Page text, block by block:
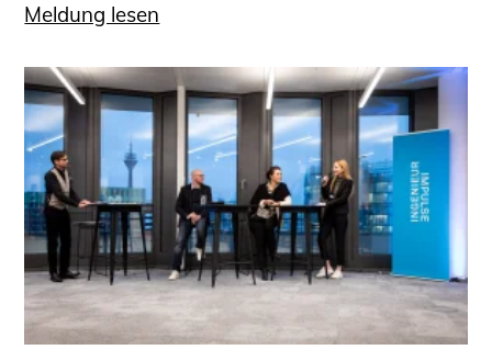
Meldung lesen